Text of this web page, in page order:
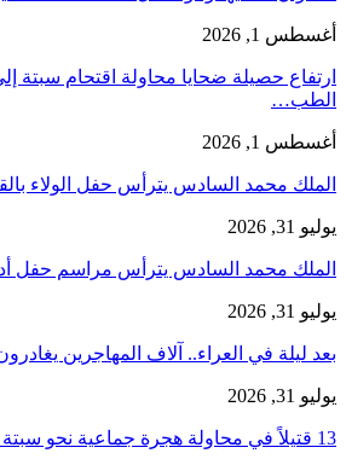
أغسطس 1, 2026
الطب…
أغسطس 1, 2026
الملك محمد السادس يترأس حفل الولاء
يوليو 31, 2026
الملك محمد السادس يترأس مراسم حفل
يوليو 31, 2026
بعد ليلة في العراء.. آلاف المهاجرين
يوليو 31, 2026
13 قتيلاً في محاولة هجرة جماعية نحو سبتة المحتلة